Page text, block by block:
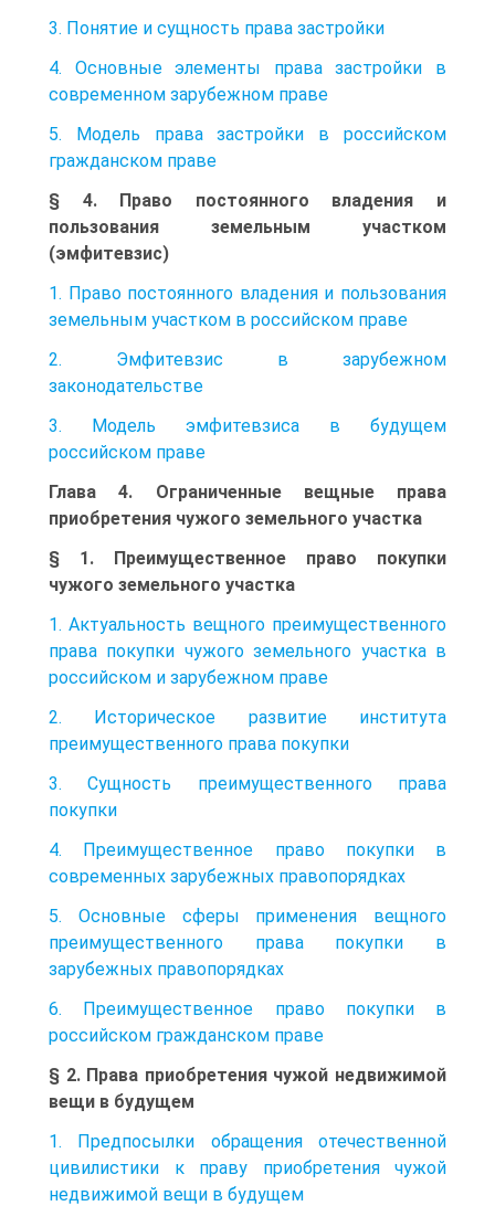
3. Понятие и сущность права застройки
4. Основные элементы права застройки в
современном зарубежном праве
5. Модель права застройки в российском
гражданском праве
§ 4. Право постоянного владения и
пользования земельным участком
(эмфитевзис)
1. Право постоянного владения и пользования
земельным участком в российском праве
2. Эмфитевзис в зарубежном
законодательстве
3. Модель эмфитевзиса в будущем
российском праве
Глава 4. Ограниченные вещные права
приобретения чужого земельного участка
§ 1. Преимущественное право покупки
чужого земельного участка
1. Актуальность вещного преимущественного
права покупки чужого земельного участка в
российском и зарубежном праве
2. Историческое развитие института
преимущественного права покупки
3. Сущность преимущественного права
покупки
4. Преимущественное право покупки в
современных зарубежных правопорядках
5. Основные сферы применения вещного
преимущественного права покупки в
зарубежных правопорядках
6. Преимущественное право покупки в
российском гражданском праве
§ 2. Права приобретения чужой недвижимой
вещи в будущем
1. Предпосылки обращения отечественной
цивилистики к праву приобретения чужой
недвижимой вещи в будущем